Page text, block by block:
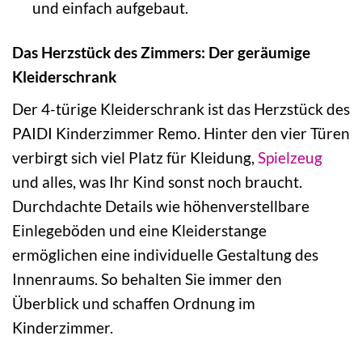
und einfach aufgebaut.
Das Herzstück des Zimmers: Der geräumige
Kleiderschrank
Der 4-türige Kleiderschrank ist das Herzstück des
PAIDI Kinderzimmer Remo. Hinter den vier Türen
verbirgt sich viel Platz für Kleidung, Spielzeug
und alles, was Ihr Kind sonst noch braucht.
Durchdachte Details wie höhenverstellbare
Einlegeböden und eine Kleiderstange
ermöglichen eine individuelle Gestaltung des
Innenraums. So behalten Sie immer den
Überblick und schaffen Ordnung im
Kinderzimmer.